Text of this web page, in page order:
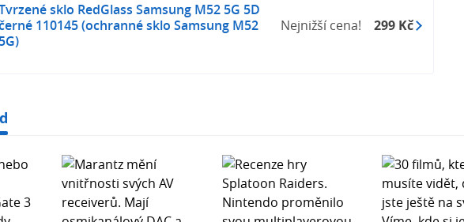
sklo RedGlass Samsung M52 5G 5D
110145 (ochranné sklo Samsung M52
5G)
Nejnižší cena! 299 Kč